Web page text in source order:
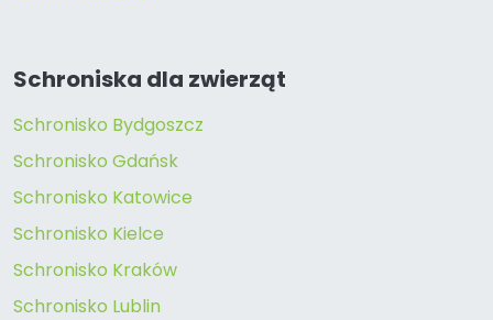
Schroniska dla zwierząt
Schronisko Bydgoszcz
Schronisko Gdańsk
Schronisko Katowice
Schronisko Kielce
Schronisko Kraków
Schronisko Lublin